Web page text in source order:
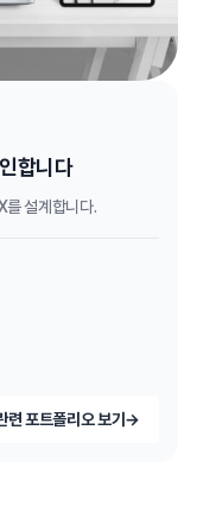
합니다
를 설계합니다.
련 포트폴리오 보기 →